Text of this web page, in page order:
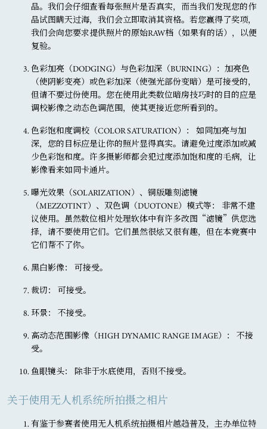
品。我们会仔细查看每张照片是否真实，而当我们发现您的作
品试图瞒天过海，我们会立即取消其资格。若您赢得了奖项，
我们会向您要求提供照片的原始RAW档（如果有的话），以便
复验。
色彩加亮（DODGING）与色彩加深（BURNING） ：加亮色
（使阴影变亮）或色彩加深（使强光部份变暗）是可接受的，
但请不要过份使用。您在使用此类数位暗房技巧时的目的应是
调校影像之动态色调范围，使其更接近您所看到的。
色彩饱和度调校（COLOR SATURATION） ： 如同加亮与加
深，您的目标应是让你的照片显得真实。请避免过度添加或减
少色彩饱和度。许多摄影师都会犯过度添加饱和度的毛病，让
影像看来如同卡通片。
曝光效果（SOLARIZATION）、铜版雕刻滤镜
（MEZZOTINT）、双色调（DUOTONE）模式等： 非常不建
议使用。虽然数位相片处理软体中有许多改图“滤镜”供您选
择，请不要使用它们。它们虽然很炫又很有趣，但在本竞赛中
它们帮不了你。
黑白影像： 可接受。
裁切： 可接受。
环景： 不接受。
高动态范围影像（HIGH DYNAMIC RANGE IMAGE） ： 不接
受。
鱼眼镜头： 除非于水底使用，否则不接受。
关于使用无人机系统所拍摄之相片
有鉴于参赛者使用无人机系统拍摄相片越趋普及，主办单位特